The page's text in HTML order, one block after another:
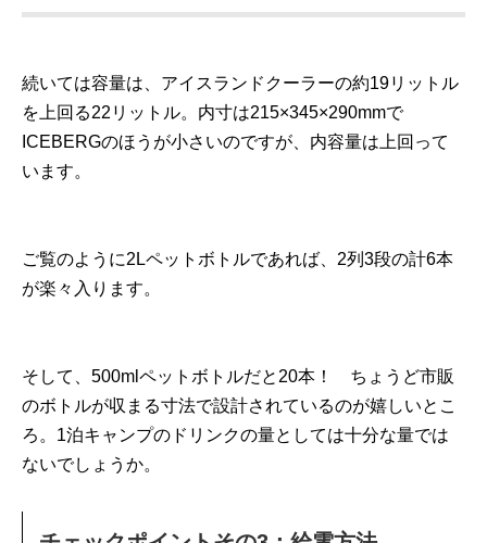
続いては容量は、アイスランドクーラーの約19リットル
を上回る22リットル。内寸は215×345×290mmで
ICEBERGのほうが小さいのですが、内容量は上回って
います。
ご覧のように2Lペットボトルであれば、2列3段の計6本
が楽々入ります。
そして、500mlペットボトルだと20本！ ちょうど市販
のボトルが収まる寸法で設計されているのが嬉しいとこ
ろ。1泊キャンプのドリンクの量としては十分な量では
ないでしょうか。